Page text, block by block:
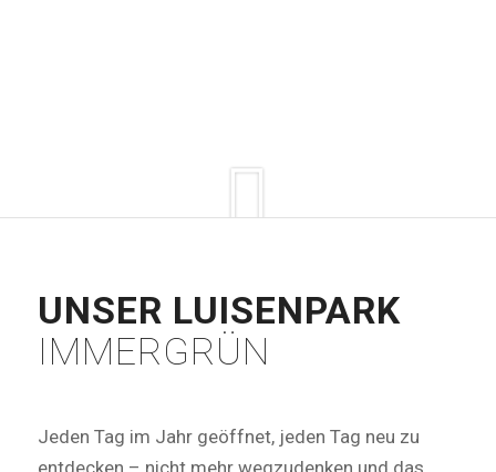
UNSER LUISENPARK
IMMERGRÜN
Jeden Tag im Jahr geöffnet, jeden Tag neu zu